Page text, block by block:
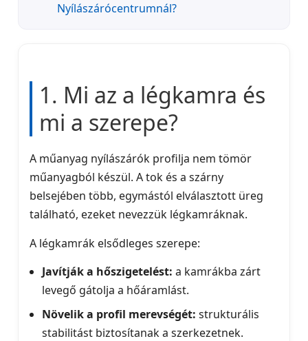
Nyílászárócentrumnál?
1. Mi az a légkamra és
mi a szerepe?
A műanyag nyílászárók profilja nem tömör
műanyagból készül. A tok és a szárny
belsejében több, egymástól elválasztott üreg
található, ezeket nevezzük légkamráknak.
A légkamrák elsődleges szerepe:
Javítják a hőszigetelést: a kamrákba zárt
levegő gátolja a hőáramlást.
Növelik a profil merevségét: strukturális
stabilitást biztosítanak a szerkezetnek.